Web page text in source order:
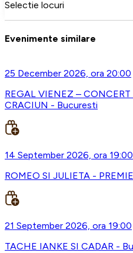
Selectie locuri
Evenimente similare
25 December 2026, ora 20:00
REGAL VIENEZ – CONCERT
CRACIUN - Bucuresti
14 September 2026, ora 19:00
ROMEO SI JULIETA -
21 September 2026, ora 19:00
TACHE IANKE SI CADAR -